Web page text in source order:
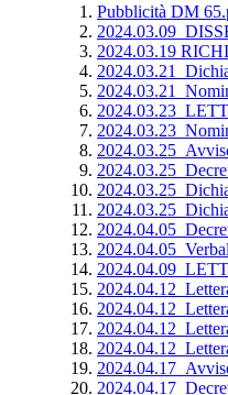
Pubblicità DM
2024.03.19